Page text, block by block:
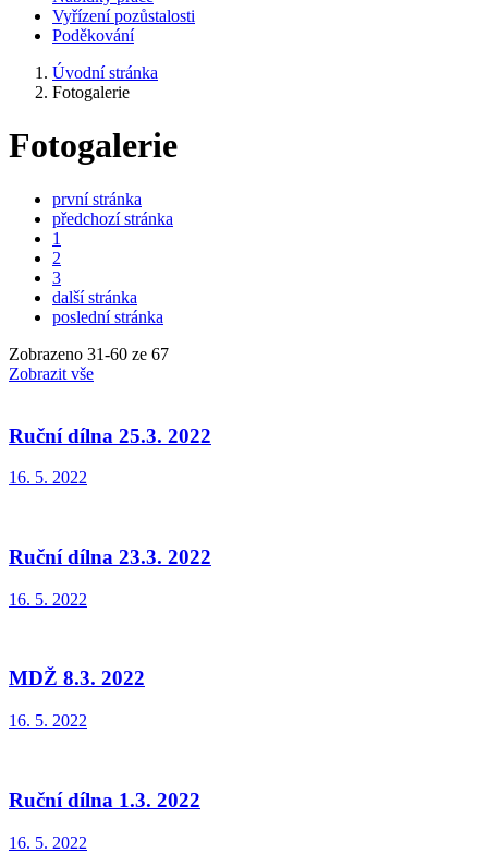
Vyřízení pozůstalosti
Poděkování
Úvodní stránka
Fotogalerie
Fotogalerie
první stránka
předchozí stránka
1
2
3
další stránka
poslední stránka
Zobrazeno 31-60 ze 67
Zobrazit vše
Ruční dílna 25.3. 2022
16. 5. 2022
Ruční dílna 23.3. 2022
16. 5. 2022
MDŽ 8.3. 2022
16. 5. 2022
Ruční dílna 1.3. 2022
16. 5. 2022